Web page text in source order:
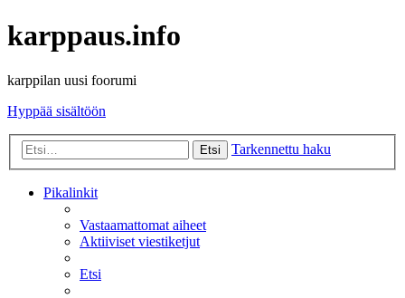
karppaus.info
karppilan uusi foorumi
Hyppää sisältöön
Etsi Tarkennettu haku
Pikalinkit
Vastaamattomat aiheet
Aktiiviset viestiketjut
Etsi